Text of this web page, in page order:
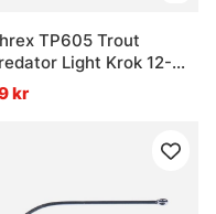
TP605 Trout
Light Krok 12-
kr